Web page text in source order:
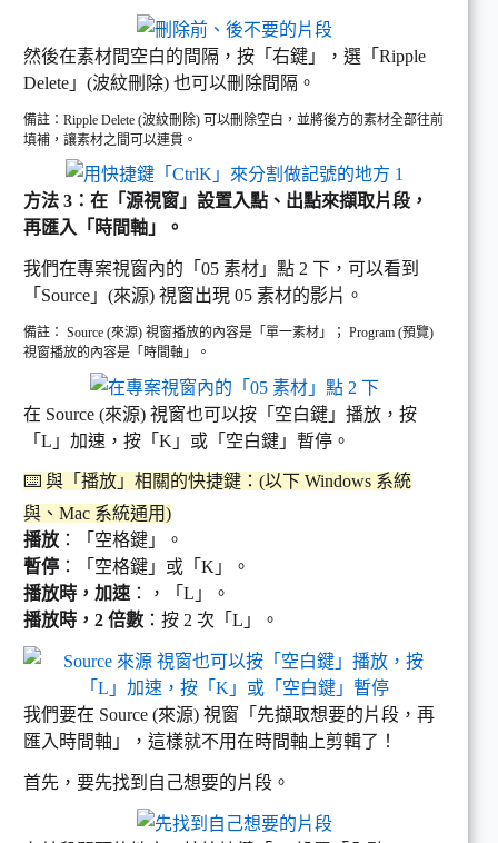
然後在素材間空白的間隔，按「右鍵」，選「Ripple
Delete」(波紋刪除) 也可以刪除間隔。
備註：Ripple Delete (波紋刪除) 可以刪除空白，並將後方的素材全部往前
填補，讓素材之間可以連貫。
方法 3：在「源視窗」設置入點、出點來擷取片段，
再匯入「時間軸」。
我們在專案視窗內的「05 素材」點 2 下，可以看到
「Source」(來源) 視窗出現 05 素材的影片。
備註： Source (來源) 視窗播放的內容是「單一素材」； Program (預覽)
視窗播放的內容是「時間軸」。
在 Source (來源) 視窗也可以按「空白鍵」播放，按
「L」加速，按「K」或「空白鍵」暫停。
⌨️ 與「播放」相關的快捷鍵：(以下 Windows 系統
與、Mac 系統通用)
播放 ：「空格鍵」。
暫停 ：「空格鍵」或「K」。
播放時，加速：，「L」。
播放時，2 倍數 ：按 2 次「L」。
我們要在 Source (來源) 視窗「先擷取想要的片段，再
匯入時間軸」，這樣就不用在時間軸上剪輯了！
首先，要先找到自己想要的片段。